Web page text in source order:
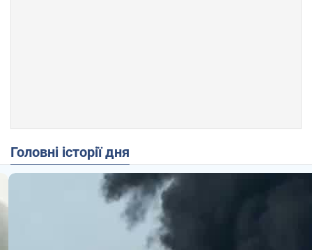
Головні історії дня